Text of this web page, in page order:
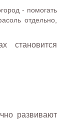
- помогать
отдельно,
становится
развивают